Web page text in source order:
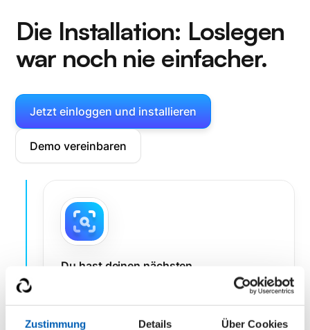
Zustimmung Details Über Cookies
Die Installation: Loslegen
war noch nie einfacher.
Jetzt einloggen und installieren
Demo vereinbaren
Du hast deinen nächsten
Anwendungsfall für epilot gefunden
Wähle aus unserer Bibliothek eine App,
welche du als nächstes ausprobieren